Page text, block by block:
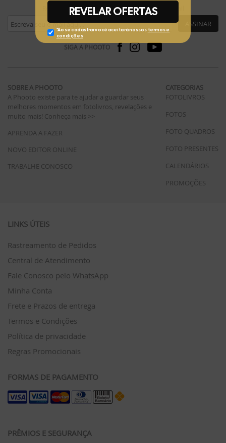
Receba ofertas exclusivas da Phooto no seu e-mail
ASSINAR
SIGA A PHOOTO
SOBRE A PHOOTO
A Phooto existe para te ajudar a guardar seus
melhores momentos em fotolivros, revelações e
muito mais! Conheça mais >>
APRENDA A FAZER
NOVO EDITOR ONLINE
TRABALHE CONOSCO
CATEGORIAS
FOTOLIVROS
FOTOS
FOTO QUADROS
FOTO PRESENTES
CALENDÁRIOS
PROMOÇÕES
LINKS ÚTEIS
Rastreamento de Pedidos
Central de Atendimento
Fale Conosco pelo WhatsApp
Minha Conta
Frete e Prazos de entrega
Termos e Condições
Política de privacidade
Regras Promocionais
FORMAS DE PAGAMENTO
PRÊMIOS E SEGURANÇA